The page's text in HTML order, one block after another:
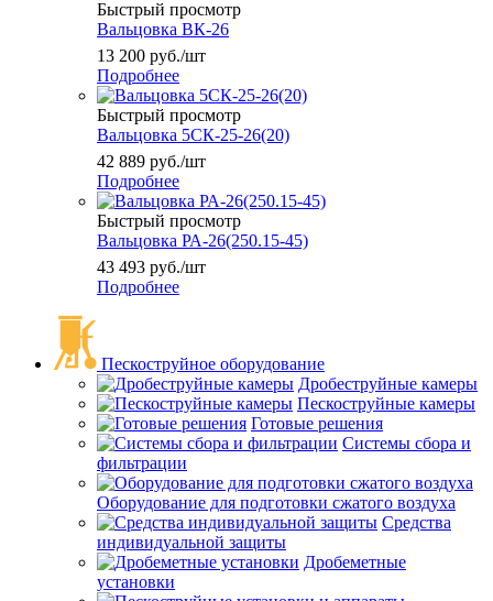
Быстрый просмотр
Вальцовка ВК-26
13 200 руб./шт
Подробнее
Быстрый просмотр
Вальцовка 5СК-25-26(20)
42 889 руб./шт
Подробнее
Быстрый просмотр
Вальцовка РА-26(250.15-45)
43 493 руб./шт
Подробнее
Пескоструйное оборудование
Дробеструйные камеры
Пескоструйные камеры
Готовые решения
Системы сбора и
фильтрации
Оборудование для подготовки сжатого воздуха
Средства
индивидуальной защиты
Дробеметные
установки